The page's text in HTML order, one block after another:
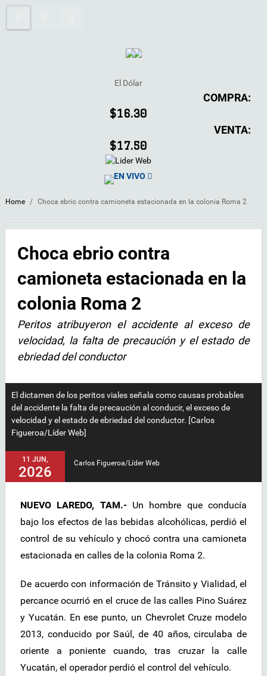
El Dólar
COMPRA:
$16.30
VENTA:
$17.50
EN VIVO
Home / Choca ebrio contra camioneta estacionada en la colonia Roma 2
Choca ebrio contra
camioneta estacionada en la
colonia Roma 2
Peritos atribuyeron el accidente al exceso de
velocidad, la falta de precaución y el estado de
ebriedad del conductor
El dictamen de los peritos viales señala como causas probables
del accidente la falta de precaución al conducir, el exceso de
velocidad y el estado de ebriedad del conductor. [Carlos
Figueroa/Líder Web]
11 JUN,
2026
Carlos Figueroa/Líder Web
NUEVO LAREDO, TAM.- Un hombre que conducía
bajo los efectos de las bebidas alcohólicas, perdió el
control de su vehículo y chocó contra una camioneta
estacionada en calles de la colonia Roma 2.
De acuerdo con información de Tránsito y Vialidad, el
percance ocurrió en el cruce de las calles Pino Suárez
y Yucatán. En ese punto, un Chevrolet Cruze modelo
2013, conducido por Saúl, de 40 años, circulaba de
oriente a poniente cuando, tras cruzar la calle
Yucatán, el operador perdió el control del vehículo.